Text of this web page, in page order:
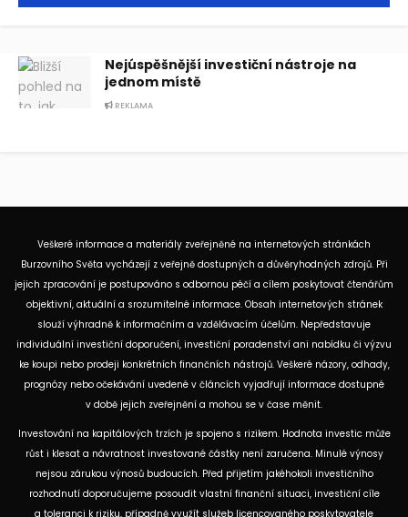
Nejúspěšnější investiční nástroje na
jednom místě
REKLAMA
Veškeré informace a materiály zveřejněné na internetových stránkách
Burzovního Světa vycházejí z veřejně dostupných a důvěryhodných zdrojů. Při
jejich zpracování je postupováno s odbornou péčí a cílem poskytovat čtenářům
objektivní, aktuální a srozumitelné informace. Obsah internetových stránek
slouží výhradně k informačním a vzdělávacím účelům. Nepředstavuje
individuální investiční doporučení, investiční poradenství ani nabídku či výzvu
ke koupi nebo prodeji konkrétních finančních nástrojů. Veškeré názory, odhady,
prognózy nebo očekávání uvedené v článcích vyjadřují informace dostupné
v době jejich zveřejnění a mohou se v čase měnit.
Investování na kapitálových trzích je spojeno s rizikem. Hodnota investic může
růst i klesat a návratnost investované částky není zaručena. Minulé výnosy
nejsou zárukou výnosů budoucích. Před přijetím jakéhokoli investičního
rozhodnutí doporučujeme posoudit vlastní finanční situaci, investiční cíle
a toleranci k riziku, případně využít služeb licencovaného poskytovatele